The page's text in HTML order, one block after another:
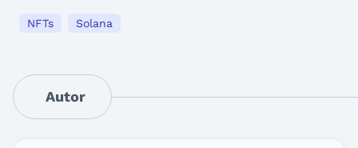
NFTs Solana
Autor